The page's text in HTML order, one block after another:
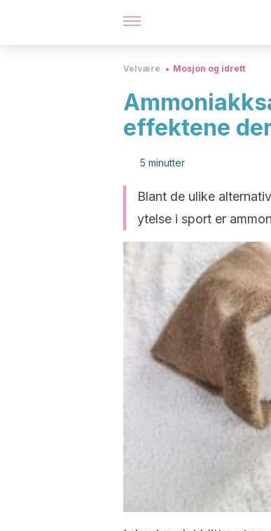
Velvære Mosjon og idrett
effektene
5 minutter
Blant de ulike
ytelse i sport er